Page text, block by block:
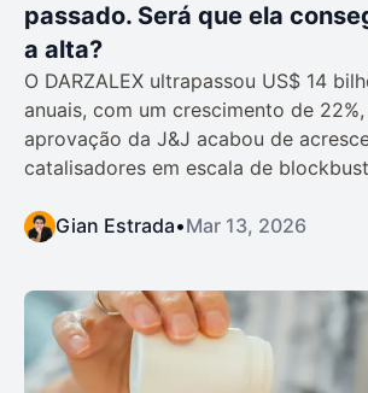
passado. Será que ela
a alta?
O DARZALEX ultrapassou US$ 14
anuais, com um crescimento de
aprovação da J&J acabou de
catalisadores em escala de
Gian Estrada•Mar 13, 2026